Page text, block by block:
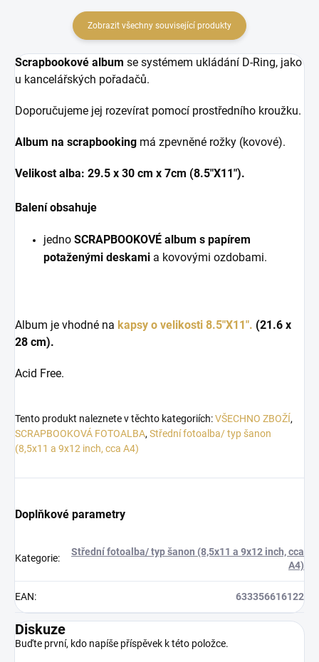
Zobrazit všechny související produkty
Scrapbookové album se systémem ukládání D-Ring, jako
u kancelářských pořadačů.
Doporučujeme jej rozevírat pomocí prostředního kroužku.
Album na scrapbooking má zpevněné rožky (kovové).
Velikost alba: 29.5 x 30 cm x 7cm (8.5"X11").
Balení obsahuje
jedno SCRAPBOOKOVÉ album s papírem
potaženými deskami a kovovými ozdobami.
Album je vhodné na kapsy o velikosti 8.5"X11". (21.6 x
28 cm).
Acid Free.
Tento produkt naleznete v těchto kategoriích:VŠECHNO ZBOŽÍ,
SCRAPBOOKOVÁ FOTOALBA, Střední fotoalba/ typ šanon
(8,5x11 a 9x12 inch, cca A4)
Doplňkové parametry
Kategorie:
Střední fotoalba/ typ šanon (8,5x11 a 9x12 inch, cca
A4)
EAN: 633356616122
Diskuze
Buďte první, kdo napíše příspěvek k této položce.